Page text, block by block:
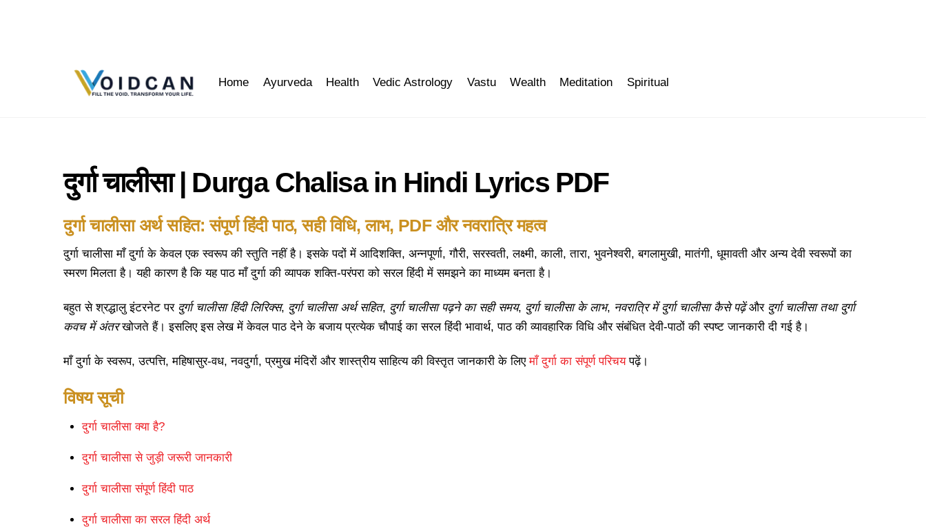
Home Ayurveda Health Vedic Astrology Vastu Wealth Meditation Spiritual
दुर्गा चालीसा | Durga Chalisa in Hindi Lyrics PDF
दुर्गा चालीसा अर्थ सहित: संपूर्ण हिंदी पाठ, सही विधि, लाभ, PDF और नवरात्रि महत्व
दुर्गा चालीसा माँ दुर्गा के केवल एक स्वरूप की स्तुति नहीं है। इसके पदों में आदिशक्ति, अन्नपूर्णा, गौरी, सरस्वती, लक्ष्मी, काली, तारा, भुवनेश्वरी, बगलामुखी, मातंगी, धूमावती और अन्य देवी स्वरूपों का
स्मरण मिलता है। यही कारण है कि यह पाठ माँ दुर्गा की व्यापक शक्ति-परंपरा को सरल हिंदी में समझने का माध्यम बनता है।
बहुत से श्रद्धालु इंटरनेट पर दुर्गा चालीसा हिंदी लिरिक्स, दुर्गा चालीसा अर्थ सहित, दुर्गा चालीसा पढ़ने का सही समय, दुर्गा चालीसा के लाभ, नवरात्रि में दुर्गा चालीसा कैसे पढ़ेंऔर दुर्गा चालीसा तथा दुर्गा
कवच में अंतरखोजते हैं। इसलिए इस लेख में केवल पाठ देने के बजाय प्रत्येक चौपाई का सरल हिंदी भावार्थ, पाठ की व्यावहारिक विधि और संबंधित देवी-पाठों की स्पष्ट जानकारी दी गई है।
माँ दुर्गा के स्वरूप, उत्पत्ति, महिषासुर-वध, नवदुर्गा, प्रमुख मंदिरों और शास्त्रीय साहित्य की विस्तृत जानकारी के लिएमाँ दुर्गा का संपूर्ण परिचयपढ़ें।
विषय सूची
दुर्गा चालीसा क्या है?
दुर्गा चालीसा से जुड़ी जरूरी जानकारी
दुर्गा चालीसा संपूर्ण हिंदी पाठ
दुर्गा चालीसा का सरल हिंदी अर्थ